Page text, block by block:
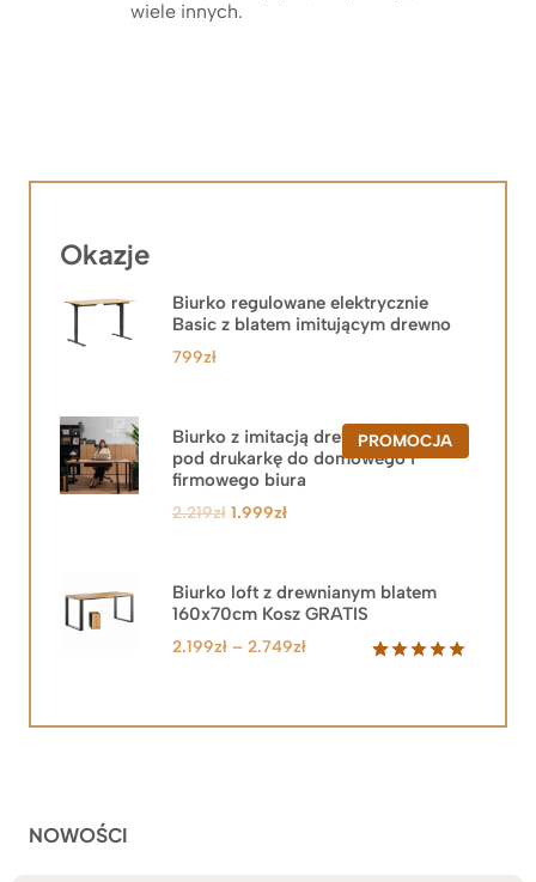
wiele innych.
Okazje
Biurko regulowane elektrycznie
Basic z blatem imitującym drewno
799zł
PROMOCJAPRODUKT
W
Biurko z imitacją drewna z szafką
pod drukarkę do domowego i
firmowego biura
2.219zł Pierwotna
2.219zł.
1.999złAktualna
1.999zł.
Biurko loft z drewnianym blatem
160x70cm Kosz GRATIS
podstawie
2.199zł – 2.749złZakres
2.199zł
NOWOŚCI